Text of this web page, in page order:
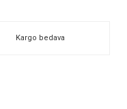
Kargo bedava